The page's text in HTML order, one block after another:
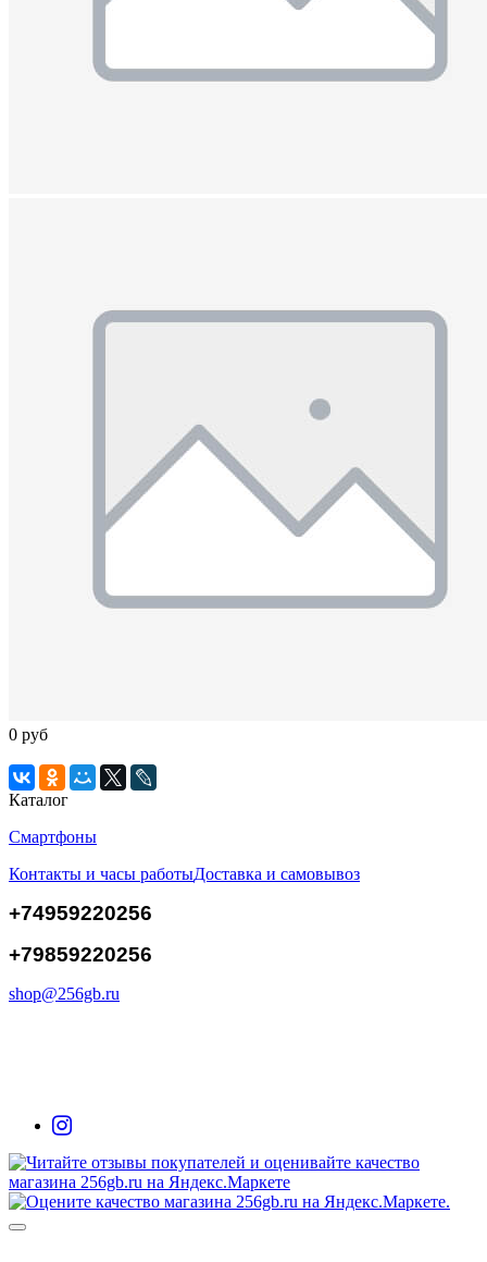
0 руб
Каталог
Смартфоны
Контакты и часы работыДоставка и самовывоз
+74959220256
+79859220256
shop@256gb.ru